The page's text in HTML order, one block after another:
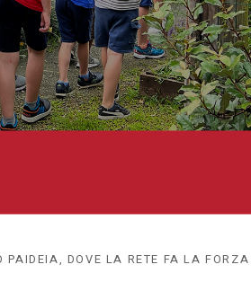
PAIDEIA, DOVE LA RETE FA LA FORZA